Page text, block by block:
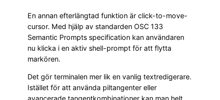
En annan efterlängtad funktion är click-to-move-
cursor. Med hjälp av standarden OSC 133
Semantic Prompts specification kan användaren
nu klicka i en aktiv shell-prompt för att flytta
markören.
Det gör terminalen mer lik en vanlig textredigerare.
Istället för att använda piltangenter eller